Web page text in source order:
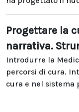
Progettare la
narrativa.
Introdurre la
percorsi di cura.
cura e nel sistema